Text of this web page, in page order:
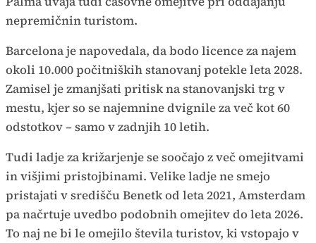
nepremičnin turistom.
Barcelona je napovedala, da bodo licence za najem
okoli 10.000 počitniških stanovanj potekle leta 2028.
Zamisel je zmanjšati pritisk na stanovanjski trg v
mestu, kjer so se najemnine dvignile za več kot 60
odstotkov – samo v zadnjih 10 letih.
Tudi ladje za križarjenje se soočajo z več omejitvami
in višjimi pristojbinami. Velike ladje ne smejo
pristajati v središču Benetk od leta 2021, Amsterdam
pa načrtuje uvedbo podobnih omejitev do leta 2026.
To naj ne bi le omejilo števila turistov, ki vstopajo v